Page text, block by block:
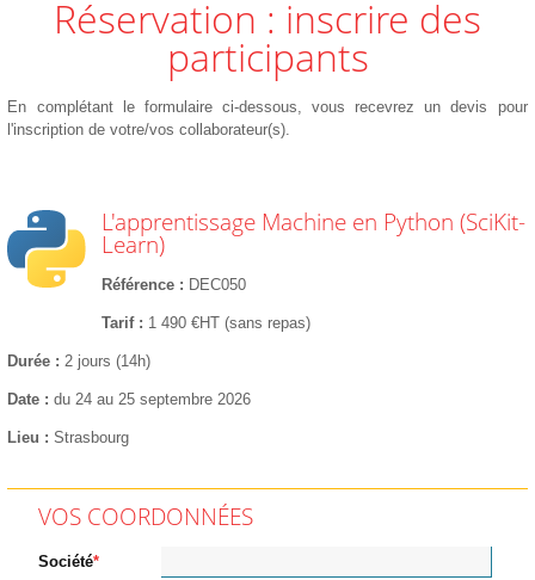
Réservation : inscrire des
participants
En complétant le formulaire ci-dessous, vous recevrez un devis pour
l'inscription de votre/vos collaborateur(s).
L'apprentissage Machine en Python (SciKit-
Learn)
Référence DEC050
Tarif 1 490 €HT (sans repas)
Durée 2 jours (14h)
Date du 24 au 25 septembre 2026
Lieu Strasbourg
VOS COORDONNÉES
Société